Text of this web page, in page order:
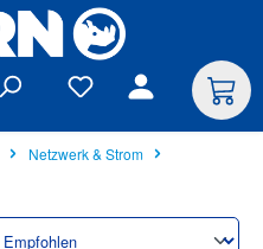
Netzwerk & Strom